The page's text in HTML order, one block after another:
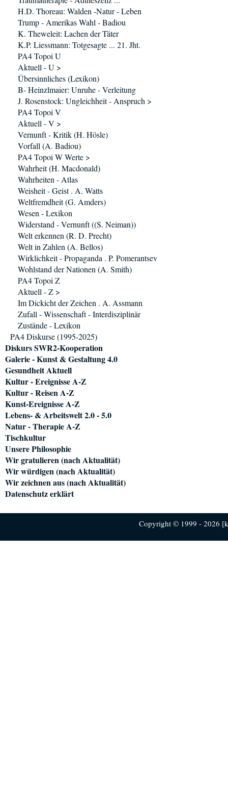
H.D. Thoreau: Walden -Natur - Leben
Trump - Amerikas Wahl - Badiou
K. Theweleit: Lachen der Täter
K.P. Liessmann: Totgesagte ... 21. Jht.
PA4 Topoi U
Aktuell - U >
Übersinnliches (Lexikon)
B- Heinzlmaier: Unruhe - Verleitung
J. Rosenstock: Ungleichheit - Anspruch >
PA4 Topoi V
Aktuell - V >
Vernunft - Kritik (H. Hösle)
Vorfall (A. Badiou)
PA4 Topoi W Werte >
Wahrheit (H. Macdonald)
Wahrheiten - Atlas
Weisheit - Geist . A. Watts
Weltfremdheit (G. Amders)
Wesen - Lexikon
Widerstand - Vernunft ((S. Neiman))
Welt erkennen (R. D. Precht)
Welt in Zahlen (A. Bellos)
Wirklichkeit - Propaganda . P. Pomerantsev
Wohlstand der Nationen (A. Smith)
PA4 Topoi Z
Aktuell - Z >
Im Dickicht der Zeichen . A. Assmann
Zufall - Wissenschaft - Interdisziplinär
Zustände - Lexikon
PA4 Diskurse (1995-2025)
Diskurs SWR2-Kooperation
Galerie - Kunst & Gestaltung 4.0
Gesundheit Aktuell
Kultur - Ereignisse A-Z
Kultur - Reisen A-Z
Kunst-Ereignisse A-Z
Lebens- & Arbeitswelt 2.0 - 5.0
Natur - Therapie A-Z
Tischkultur
Unsere Philosophie
Wir gratulieren (nach Aktualität)
Wir würdigen (nach Aktualität)
Wir zeichnen aus (nach Aktualität)
Datenschutz erklärt
Copyright © 1999 - 2026